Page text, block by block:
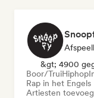
&gt; 4900
Boor/TruiHiphop
Rap in het Engels
Artiesten